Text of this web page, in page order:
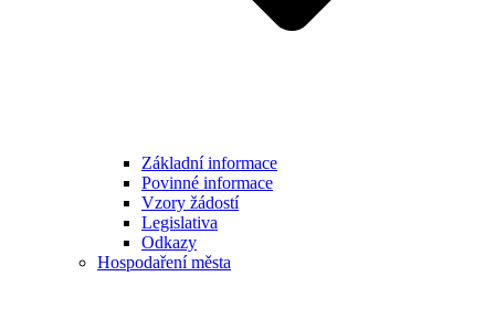
Základní informace
Povinné informace
Vzory žádostí
Legislativa
Odkazy
Hospodaření města